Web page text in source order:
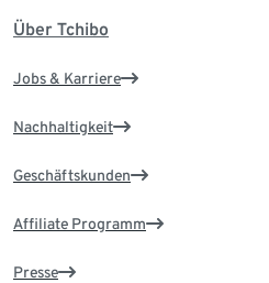
Über Tchibo
Jobs & Karriere
Nachhaltigkeit
Geschäftskunden
Affiliate Programm
Presse